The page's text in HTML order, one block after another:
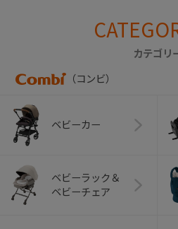
カテゴリ
（コンビ）
ベビーカー
ベビーラック＆
ベビーチェア